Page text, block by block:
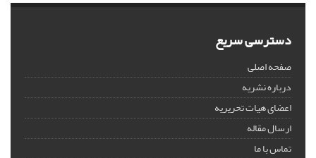
دسترسی سریع
صفحه اصلی
درباره نشریه
اعضای هیات تحریریه
ارسال مقاله
تماس با ما